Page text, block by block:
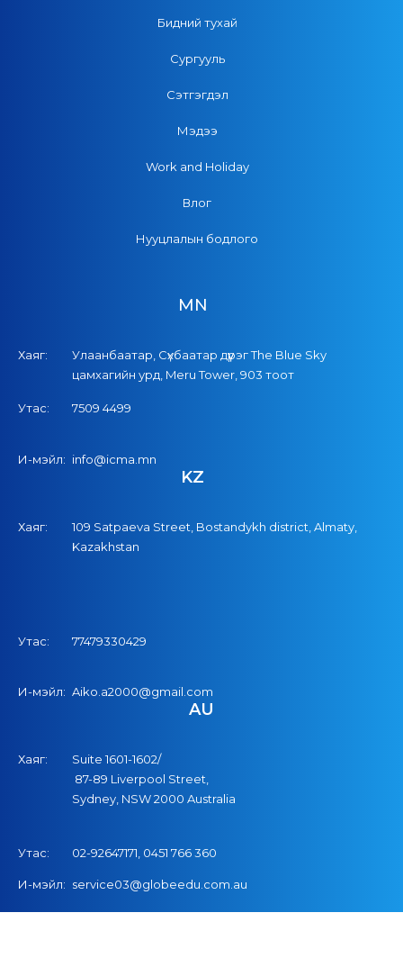
Бидний тухай
Сургууль
Сэтгэгдэл
Мэдээ
Work and Holiday
Влог
Нууцлалын бодлого
MN
Хаяг:
Улаанбаатар, Сүхбаатар дүүрэг The Blue Sky
цамхагийн урд, Meru Tower, 903 тоот
Утас: 7509 4499
И-мэйл: info@icma.mn
KZ
Хаяг:
109 Satpaeva Street, Bostandykh district, Almaty,
Kazakhstan
Утас: 77479330429
И-мэйл: Aiko.a2000@gmail.com
AU
Хаяг:
Suite 1601-1602/
87-89 Liverpool Street,
Sydney, NSW 2000 Australia
Утас: 02-92647171, 0451 766360
И-мэйл: service03@globeedu.com.au